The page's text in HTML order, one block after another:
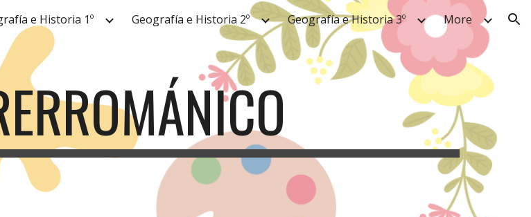
Skip to navigation
e Historia 1º Geografía e Historia 2º Geografía e Historia 3º More